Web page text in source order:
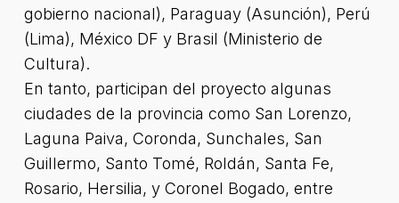
gobierno nacional), Paraguay (Asunción), Perú
(Lima), México DF y Brasil (Ministerio de
Cultura).
En tanto, participan del proyecto algunas
ciudades de la provincia como San Lorenzo,
Laguna Paiva, Coronda, Sunchales, San
Guillermo, Santo Tomé, Roldán, Santa Fe,
Rosario, Hersilia, y Coronel Bogado, entre